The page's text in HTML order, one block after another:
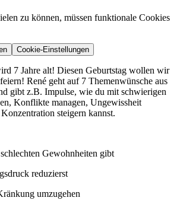
zu können, müssen funktionale Cookies
Cookie-Einstellungen
7 Jahre alt! Diesen Geburtstag wollen wir
René geht auf 7 Themenwünsche aus
gibt z.B. Impulse, wie du mit schwierigen
Konflikte managen, Ungewissheit
steigern kannst.
Gewohnheiten gibt
reduzierst
umzugehen